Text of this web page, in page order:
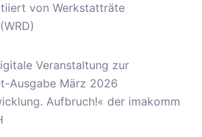
von Werkstatträte
Veranstaltung zur
Ausgabe März 2026
Aufbruch!« der imakomm